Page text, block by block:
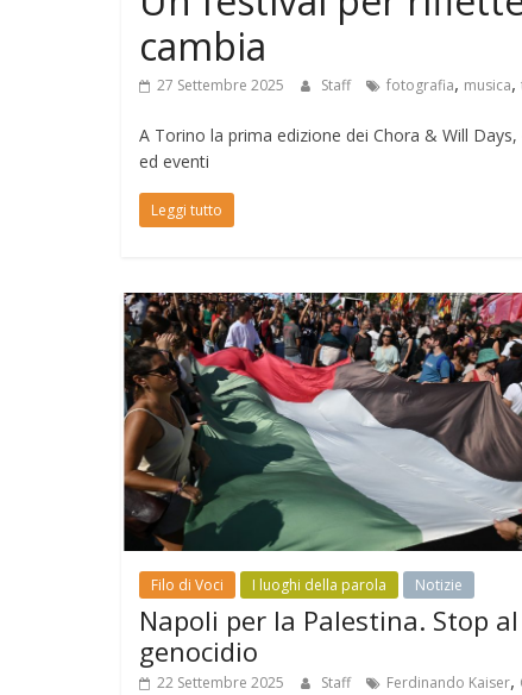
cambia
27 Settembre 2025 Staff fotografia, musica,
A Torino la prima edizione dei Chora & Will
ed eventi
Leggi tutto
Filo di Voci I luoghi della parola Notizie
Napoli per la Palestina. Stop al
genocidio
22 Settembre 2025 Staff Ferdinando Kaiser,